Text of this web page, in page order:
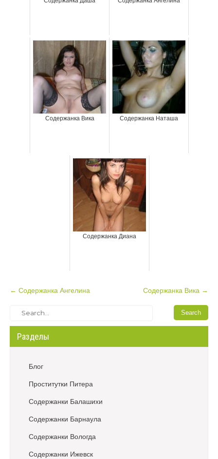
Содержанка Вика Содержанка Наташа
Содержанка Диана
P
t
← Содержанка Ангелина Содержанка Вика →
Разделы
Блог
Проститутки Питера
Содержанки Балашихи
Содержанки Барнаула
Содержанки Вологда
Содержанки Ижевск